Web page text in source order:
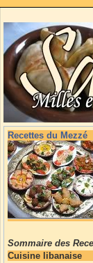
Recettes du Mezzé
Sommaire des
Cuisine libanaise